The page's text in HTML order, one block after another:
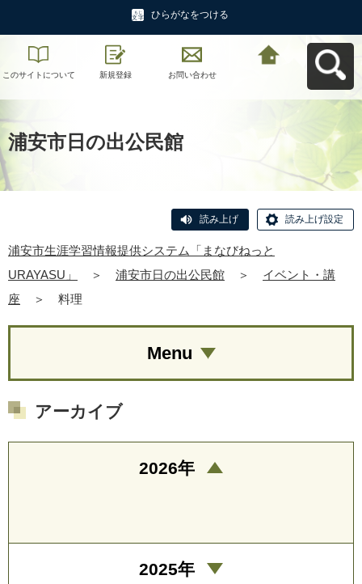
ひらがなをつける
このサイトについて 新規登録 お問い合わせ
浦安市日の出公民館
読み上げ 読み上げ設定
浦安市生涯学習情報提供システム「まなびねっと
URAYASU」
＞ 浦安市日の出公民館 ＞
イベント・講
座
＞ 料理
Menu
アーカイブ
2026年
2025年